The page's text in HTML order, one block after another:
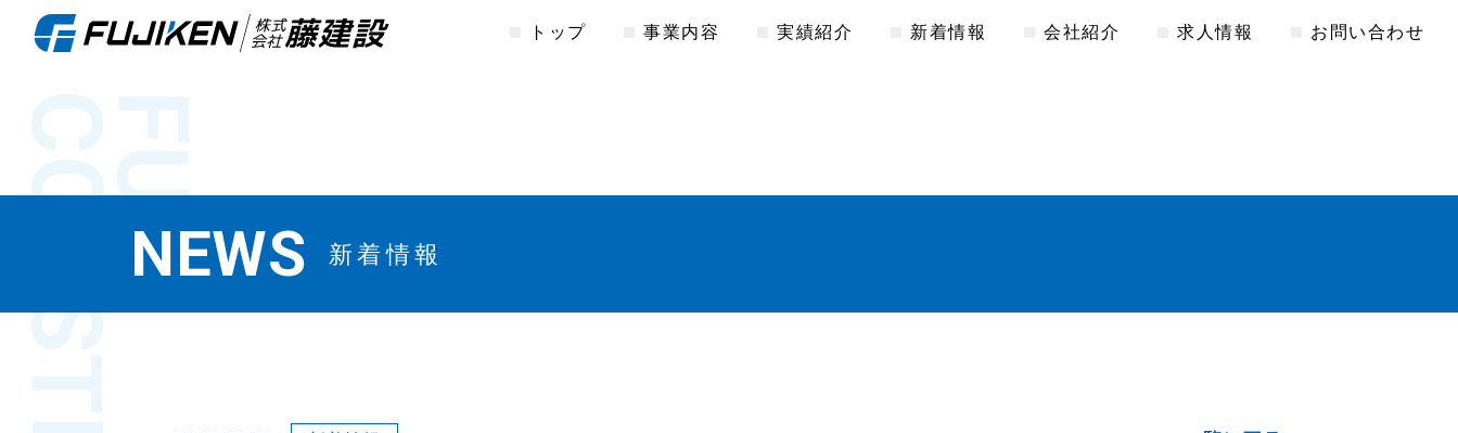
FUJI
トップ 事業内容 実績紹介 新着情報 会社紹介 求人情報 お問い合わせ
NEWS 新着情報